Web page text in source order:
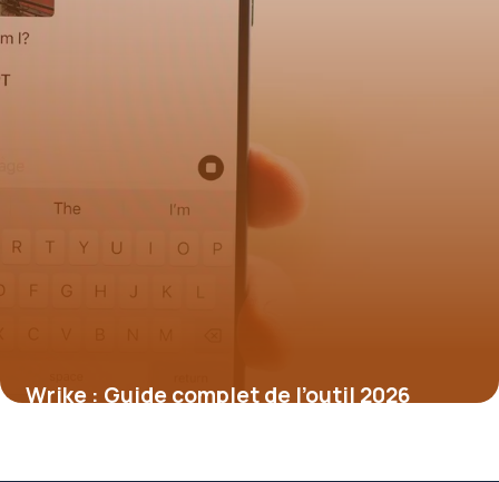
Wrike : Guide complet de l’outil 2026